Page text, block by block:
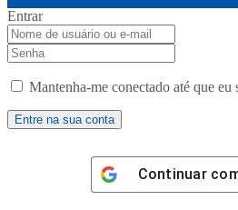
Entrar
Mantenha-me conectado até que eu
Continuar